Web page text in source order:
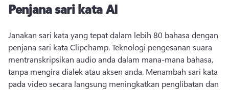
Penjana sari kata AI
Janakan sari kata yang tepat dalam lebih 80 bahasa dengan
penjana sari kata Clipchamp. Teknologi pengesanan suara
mentranskripsikan audio anda dalam mana-mana bahasa,
tanpa mengira dialek atau aksen anda. Menambah sari kata
pada video secara langsung meningkatkan penglibatan dan